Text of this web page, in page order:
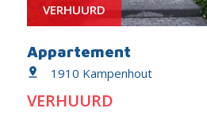
VERHUURD
Appartement
1910 Kampenhout
VERHUURD